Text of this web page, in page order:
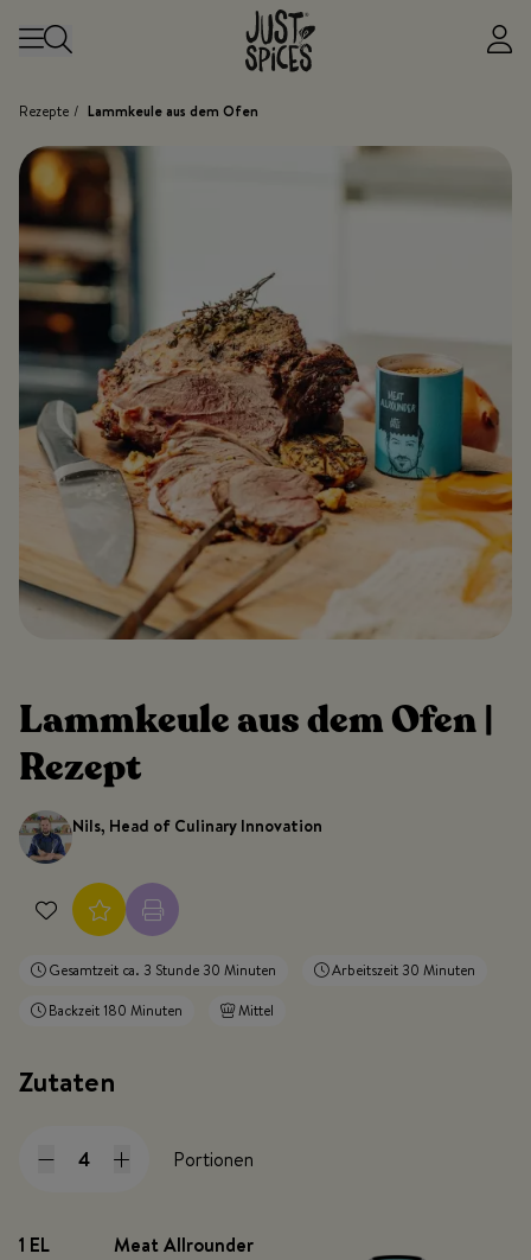
Rezepte / Lammkeule aus dem Ofen
Lammkeule aus dem Ofen |
Rezept
Nils, Head of Culinary Innovation
Gesamtzeit ca. 3 Stunde 30 Minuten
Arbeitszeit 30 Minuten
Backzeit 180 Minuten
Mittel
Zutaten
Portionen
1 EL Meat Allrounder